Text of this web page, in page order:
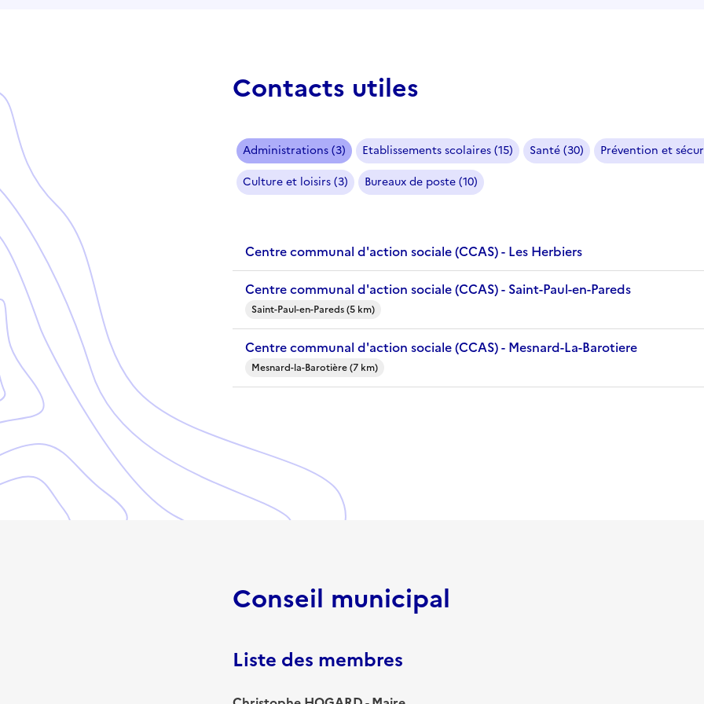
Contacts utiles
Administrations (3) Etablissements scolaires (15) Santé (30)
Prévention et
Culture et loisirs (3)
Bureaux de poste (10)
Centre communal d'action sociale (CCAS) - Les Herbiers
Centre communal d'action sociale (CCAS) - Saint-Paul-en-Pareds
Saint-Paul-en-Pareds (5 km)
Centre communal d'action sociale (CCAS) - Mesnard-La-Barotiere
Mesnard-la-Barotière (7 km)
Conseil municipal
Liste des membres